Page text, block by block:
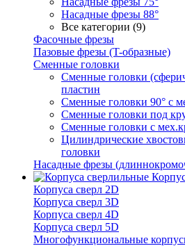
Насадные фрезы 88°
Все категории (9)
Фасочные фрезы
Пазовые фрезы (T-образные)
Сменные головки
Сменные головки
пластин
Сменные головки 90° с
Сменные головки под
Сменные головки с
Цилиндрические
головки
Насадные фрезы
Корпуса сверл 2D
Корпуса сверл 3D
Корпуса сверл 4D
Корпуса сверл 5D
Многофункциональные